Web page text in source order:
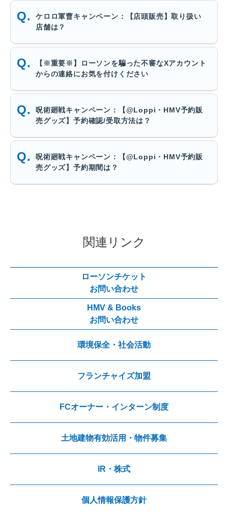
ケロロ軍曹キャンペーン：【店頭販売】取り扱い
店舗は？
【※重要※】ローソンを騙った不審なXアカウント
からの連絡にお気を付けください
呪術廻戦キャンペーン：【@Loppi・HMV予約販
売グッズ】予約確認/受取方法は？
呪術廻戦キャンペーン：【@Loppi・HMV予約販
売グッズ】予約期間は？
関連リンク
ローソンチケット
お問い合わせ
HMV & Books
お問い合わせ
環境保全・社会活動
フランチャイズ加盟
FCオーナー・インターン制度
土地建物有効活用・物件募集
IR・株式
個人情報保護方針